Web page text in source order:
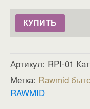
КУПИТЬ
Артикул: RPI-01
Метка: Rawmid
RAWMID